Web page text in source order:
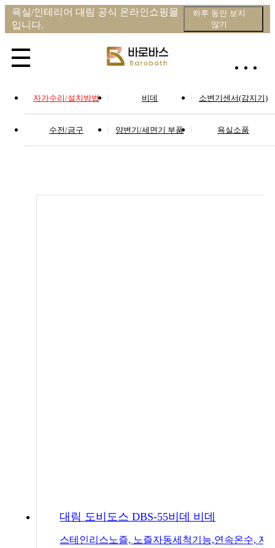
욕실/인테리어 대림 공식 온라인쇼핑몰
입니다.
하루 동안 보지
않기
자가수리/설치방법 비데 소변기센서(감지기)
수전/금구 양변기/세면기 부품 욕실소품
대림 도비도스 DBS-55비데 비데